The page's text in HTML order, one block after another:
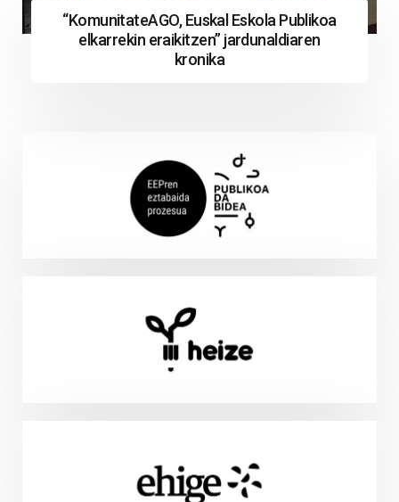
“KomunitateAGO, Euskal Eskola Publikoa
elkarrekin eraikitzen” jardunaldiaren
kronika